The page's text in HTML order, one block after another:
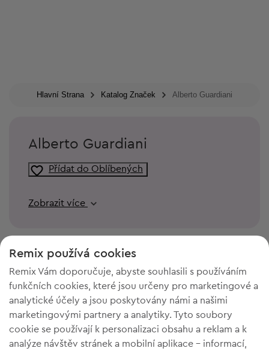
Hlavní Strana Katalog Značek Alberto Guardiani
Alberto Guardiani
Přídat do Oblíbených
Zobrazit více
POTŘEBUJETE PROSTOR VE
Remix používá cookies
Remix Vám doporučuje, abyste souhlasili s používáním
funkčních cookies, které jsou určeny pro marketingové a
analytické účely a jsou poskytovány námi a našimi
marketingovými partnery a analytiky. Tyto soubory
cookie se používají k personalizaci obsahu a reklam a k
analýze návštěv stránek a mobilní aplikace - informací,